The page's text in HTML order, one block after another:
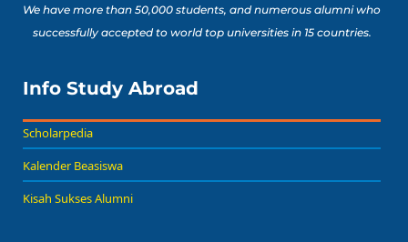
8 Lomba Jurusan
Psikologi untuk
Buat Persiapan Study
Baca Sekarang!
We have more than 50,000 students, and numerous alumni who
successfully accepted to world top universities in 15 countries.
Info Study Abroad
Scholarpedia
Kalender Beasiswa
Kisah Sukses Alumni